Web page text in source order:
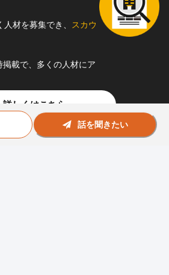
話を聞きたい
材を募集でき、
スカウ
掲載で、多くの人材にア
詳しくはこちら